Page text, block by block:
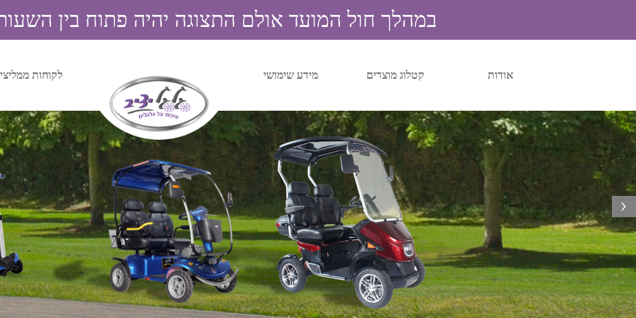
במהלך חול המועד אולם התצוגה יהיה פתוח בין השעות 9:00 ל
אודות קטלוג מוצרים מידע שימושי לקוחות
next